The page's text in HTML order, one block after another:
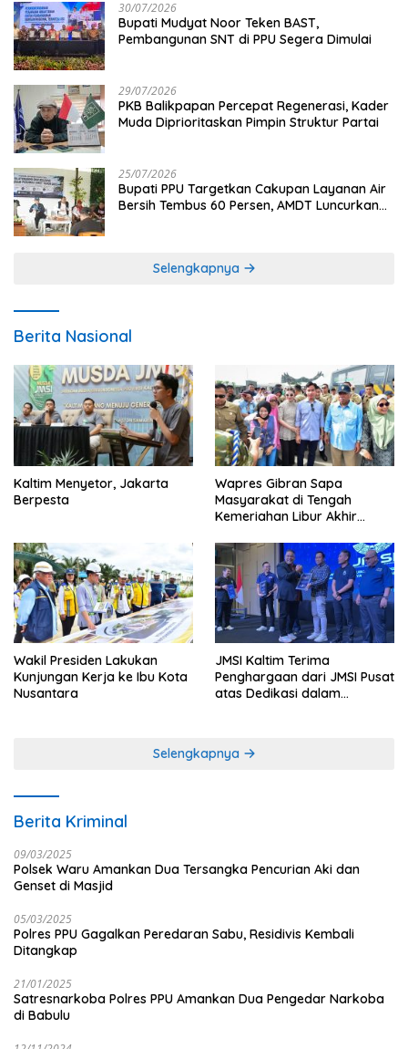
30/07/2026
Bupati Mudyat Noor Teken BAST,
Pembangunan SNT di PPU Segera Dimulai
29/07/2026
PKB Balikpapan Percepat Regenerasi, Kader
Muda Diprioritaskan Pimpin Struktur Partai
25/07/2026
Bupati PPU Targetkan Cakupan Layanan Air
Bersih Tembus 60 Persen, AMDT Luncurkan
Selengkapnya
Berita Nasional
Kaltim Menyetor, Jakarta
Berpesta
Wapres Gibran Sapa
Masyarakat di Tengah
Kemeriahan Libur Akhir
Wakil Presiden Lakukan
Kunjungan Kerja ke Ibu Kota
Nusantara
JMSI Kaltim Terima
Penghargaan dari JMSI Pusat
atas Dedikasi dalam
Selengkapnya
Berita Kriminal
09/03/2025
Polsek Waru Amankan Dua Tersangka Pencurian Aki dan
Genset di Masjid
05/03/2025
Polres PPU Gagalkan Peredaran Sabu, Residivis Kembali
Ditangkap
21/01/2025
Satresnarkoba Polres PPU Amankan Dua Pengedar Narkoba
di Babulu